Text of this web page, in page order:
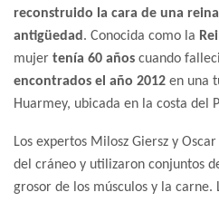
reconstruido la cara de una
antigüedad. Conocida como la
mujer tenía 60 años cuando
encontrados el año 2012 en una
Huarmey, ubicada en la costa del
Los expertos Milosz Giersz y
del cráneo y utilizaron conjuntos
grosor de los músculos y la carne.